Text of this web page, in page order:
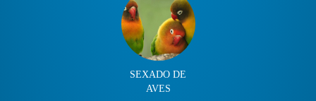
SEXADO DE
AVES